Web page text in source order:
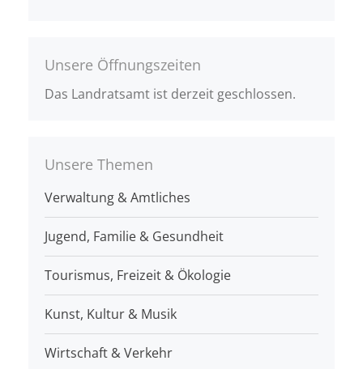
Unsere Öffnungszeiten
Das Landratsamt ist derzeit geschlossen.
Unsere Themen
Verwaltung & Amtliches
Jugend, Familie & Gesundheit
Tourismus, Freizeit & Ökologie
Kunst, Kultur & Musik
Wirtschaft & Verkehr